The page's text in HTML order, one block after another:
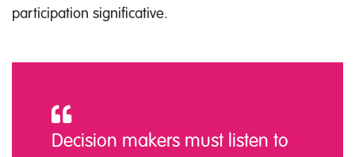
participation significative.
Decision makers must listen to